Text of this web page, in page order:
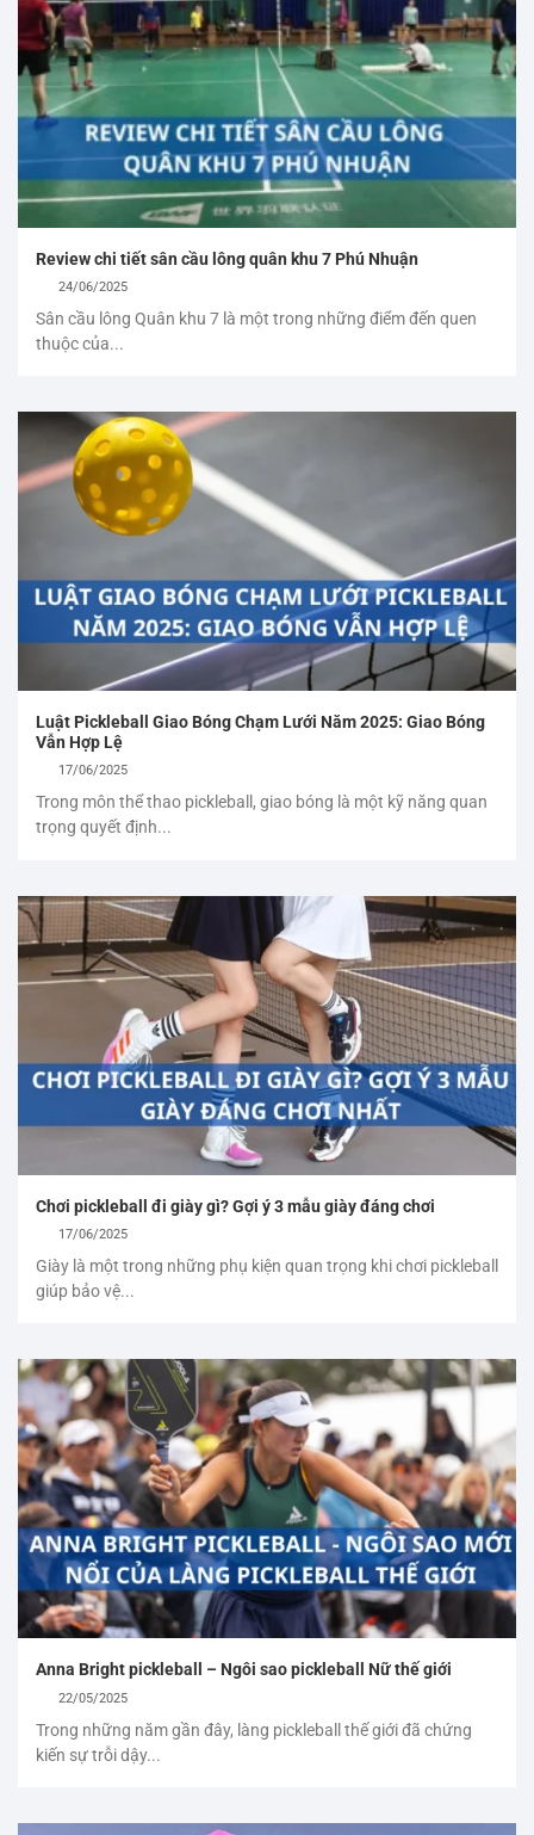
Review chi tiết sân cầu lông quân khu 7 Phú Nhuận
24/06/2025
Sân cầu lông Quân khu 7 là một trong những điểm đến quen
thuộc của...
Luật Pickleball Giao Bóng Chạm Lưới Năm 2025: Giao Bóng
Vẫn Hợp Lệ
17/06/2025
Trong môn thể thao pickleball, giao bóng là một kỹ năng quan
trọng quyết định...
Chơi pickleball đi giày gì? Gợi ý 3 mẫu giày đáng chơi
17/06/2025
Giày là một trong những phụ kiện quan trọng khi chơi pickleball
giúp bảo vệ...
Anna Bright pickleball – Ngôi sao pickleball Nữ thế giới
22/05/2025
Trong những năm gần đây, làng pickleball thế giới đã chứng
kiến sự trỗi dậy...